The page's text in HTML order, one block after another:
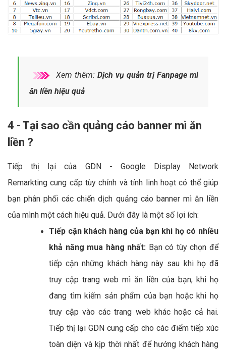
Xem thêm: Dịch vụ quản trị Fanpage mì
ăn liền hiệu quả
4 - Tại sao cần quảng cáo banner mì ăn
liền ?
Tiếp thị lại của GDN - Google Display Network
Remarkting cung cấp tùy chỉnh và tính linh hoạt có thể giúp
bạn phân phối các chiến dịch quảng cáo banner mì ăn liền
của mình một cách hiệu quả. Dưới đây là một số lợi ích:
Tiếp cận khách hàng của bạn khi họ có nhiều
khả năng mua hàng nhất: Bạn có tùy chọn để
tiếp cận những khách hàng này sau khi họ đã
truy cập trang web mì ăn liền của bạn, khi họ
đang tìm kiếm sản phẩm của bạn hoặc khi họ
truy cập vào các trang web khác hoặc cả hai.
Tiếp thị lại GDN cung cấp cho các điểm tiếp xúc
toàn diện và kịp thời nhất để hướng khách hàng